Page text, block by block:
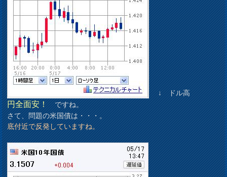
↓ ドル高
円全面安！ですね。
さて、問題の米国債は・・・。
底付近で反発していますね。